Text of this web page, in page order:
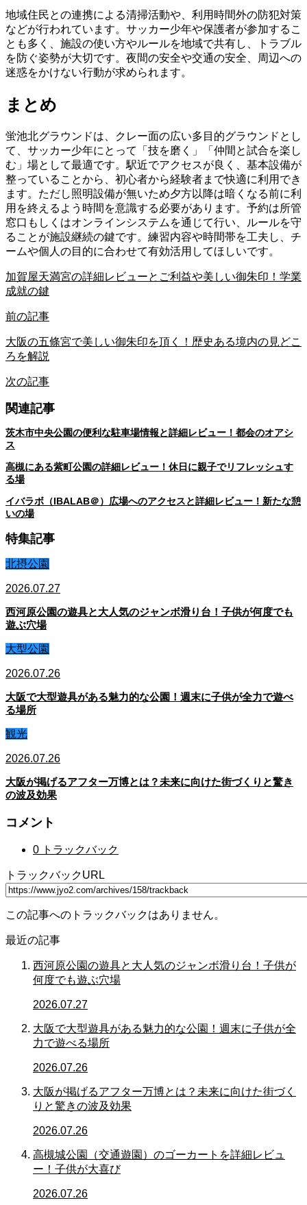
地域住民との連携による清掃活動や、利用時間外の防犯対策
などが行われています。サッカー少年や保護者が参加するこ
とも多く、施設の使い方やルールを地域で共有し、トラブル
を防ぐ姿勢が大切です。夜間の安全や交通の安全、周辺への
迷惑をかけない行動が求められます。
まとめ
蛍池北グラウンドは、クレー面の広い多目的グラウンドとし
て、サッカー少年にとって「技を磨く」「仲間と試合を楽し
む」場として最適です。駅近でアクセスが良く、基本設備が
整っていることから、初心者から経験者まで快適に利用でき
ます。ただし照明設備が無いため夕方以降は暗くなる前に利
用を終えるよう時間を意識する必要があります。予約は所管
窓口もしくはオンラインシステムを通じて行い、ルールを守
ることが施設継続の鍵です。練習内容や時間帯を工夫し、チ
ームや個人の目的に合わせて有効活用してほしいです。
加賀屋天満宮の詳細レビューとご利益や美しい御朱印！学業
成就の鍵
前の記事
大阪の五條宮で美しい御朱印を頂く！歴史ある境内の見どこ
ろを解説
次の記事
関連記事
茨木市中央公園の便利な駐車場情報と詳細レビュー！都会のオアシ
ス
高槻にある紫町公園の詳細レビュー！休日に親子でリフレッシュす
る場
イバラボ（IBALAB＠）広場へのアクセスと詳細レビュー！新たな憩
いの場
特集記事
北摂公園
2026.07.27
西河原公園の遊具と大人気のジャンボ滑り台！子供が何度でも
遊ぶ穴場
大型公園
2026.07.26
大阪で大型遊具がある魅力的な公園！週末に子供が全力で遊べ
る場所
観光
2026.07.26
大阪が掲げるアフター万博とは？未来に向けた街づくりと驚き
の波及効果
コメント
0 トラックバック
トラックバックURL
この記事へのトラックバックはありません。
最近の記事
西河原公園の遊具と大人気のジャンボ滑り台！子供が
何度でも遊ぶ穴場
2026.07.27
大阪で大型遊具がある魅力的な公園！週末に子供が全
力で遊べる場所
2026.07.26
大阪が掲げるアフター万博とは？未来に向けた街づく
りと驚きの波及効果
2026.07.26
高槻城公園（交通遊園）のゴーカートを詳細レビュ
ー！子供が大喜び
2026.07.26